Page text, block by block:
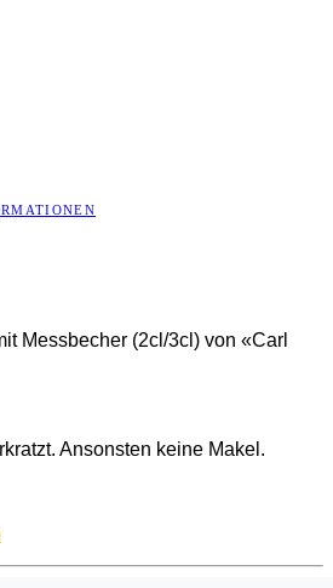
Messbecher (2cl/3cl) von «Carl
Ansonsten keine Makel.